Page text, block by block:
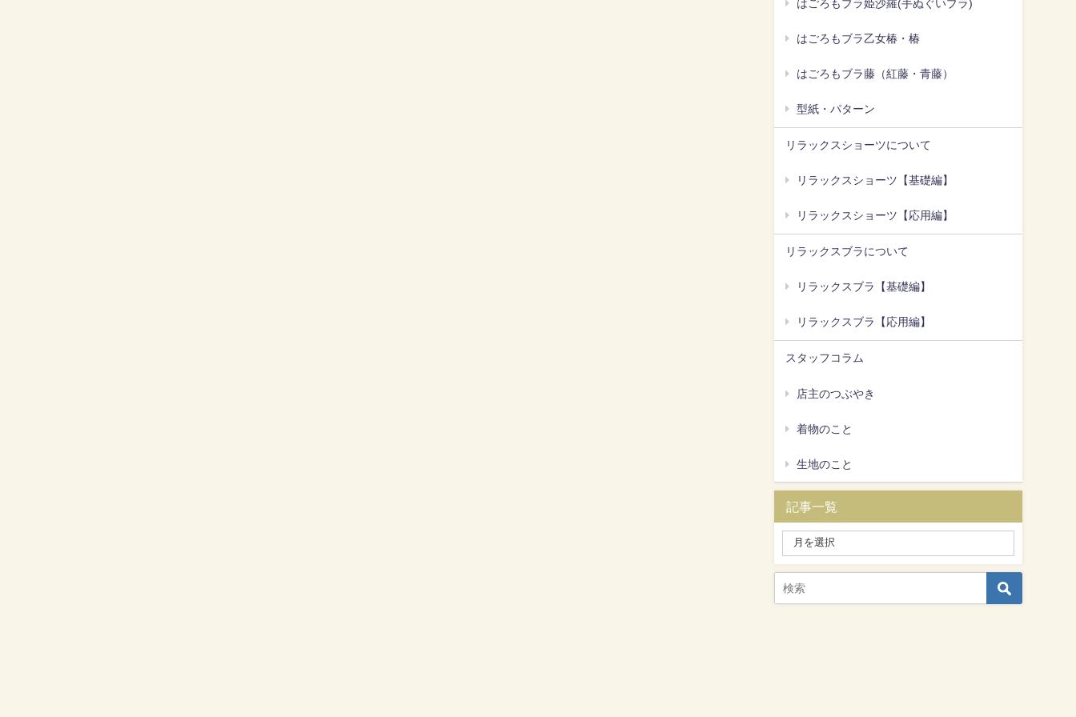
はごろもブラ姫沙羅(手ぬぐいブラ)
はごろもブラ乙女椿・椿
はごろもブラ藤（紅藤・青藤）
型紙・パターン
リラックスショーツについて
リラックスショーツ【基礎編】
リラックスショーツ【応用編】
リラックスブラについて
リラックスブラ【基礎編】
リラックスブラ【応用編】
スタッフコラム
店主のつぶやき
着物のこと
生地のこと
記事一覧